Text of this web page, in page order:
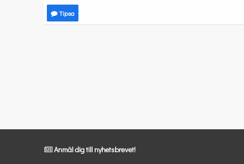
Tipsa
Anmäl dig till nyhetsbrevet!